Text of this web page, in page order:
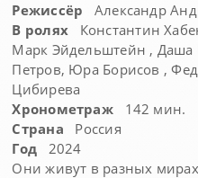
Режиссёр Александр
В ролях
Константин
Марк Эйдельштейн , Даша
Петров, Юра Борисов ,
Цибирева
Хронометраж142 мин.
Страна Россия
Год 2024
Они живут в разных